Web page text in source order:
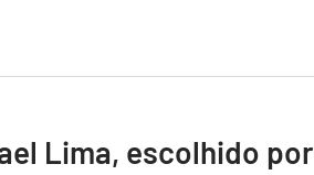
Lima, escolhido por